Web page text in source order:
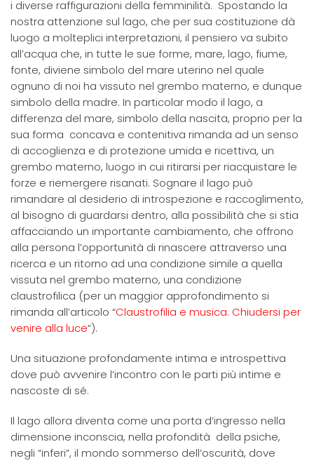
i diverse raffigurazioni della femminilità. Spostando la
nostra attenzione sul lago, che per sua costituzione dà
luogo a molteplici interpretazioni, il pensiero va subito
all’acqua che, in tutte le sue forme, mare, lago, fiume,
fonte, diviene simbolo del mare uterino nel quale
ognuno di noi ha vissuto nel grembo materno, e dunque
simbolo della madre. In particolar modo il lago, a
differenza del mare, simbolo della nascita, proprio per la
sua forma concava e contenitiva rimanda ad un senso
di accoglienza e di protezione umida e ricettiva, un
grembo materno, luogo in cui ritirarsi per riacquistare le
forze e riemergere risanati. Sognare il lago può
rimandare al desiderio di introspezione e raccoglimento,
al bisogno di guardarsi dentro, alla possibilità che si stia
affacciando un importante cambiamento, che offrono
alla persona l’opportunità di rinascere attraverso una
ricerca e un ritorno ad una condizione simile a quella
vissuta nel grembo materno, una condizione
claustrofilica (per un maggior approfondimento si
rimanda all’articolo “Claustrofilia e musica. Chiudersi per
venire alla luce“).
Una situazione profondamente intima e introspettiva
dove può avvenire l’incontro con le parti più intime e
nascoste di sé.
Il lago allora diventa come una porta d’ingresso nella
dimensione inconscia, nella profondità della psiche,
negli “inferi”, il mondo sommerso dell’oscurità, dove